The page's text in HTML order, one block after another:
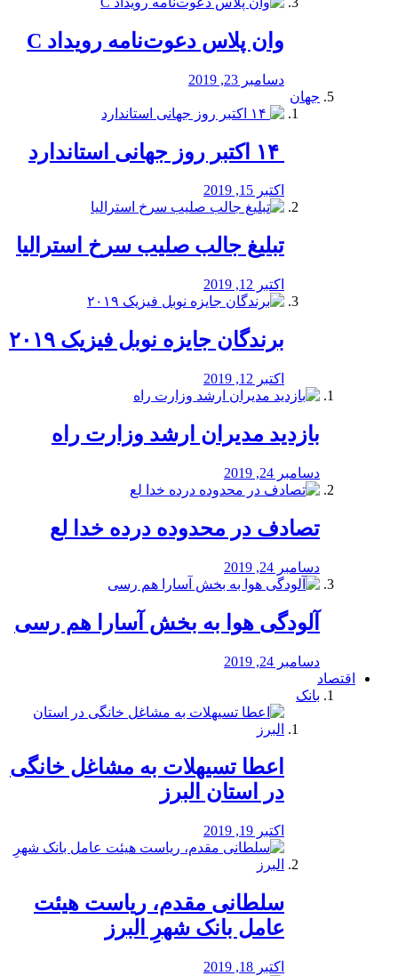
وان پلاس دعوت‌نامه رویداد C
دسامبر 23, 2019
جهان
اکتبر 15, 2019
تبلیغ جالب صلیب سرخ استرالیا
اکتبر 12, 2019
برندگان جایزه نوبل فیزیک ۲۰۱۹
اکتبر 12, 2019
بازدید مدیران ارشد وزارت راه
دسامبر 24, 2019
تصادف در محدوده درده خدا لع
دسامبر 24, 2019
آلودگی هوا به بخش آسارا هم رسی
دسامبر 24, 2019
اقتصاد
بانک
️اعطا تسیهلات به مشاغل خانگی
در استان البرز
اکتبر 19, 2019
سلطانی مقدم، ریاست هیئت
عامل بانک شهرِ البرز
اکتبر 18, 2019